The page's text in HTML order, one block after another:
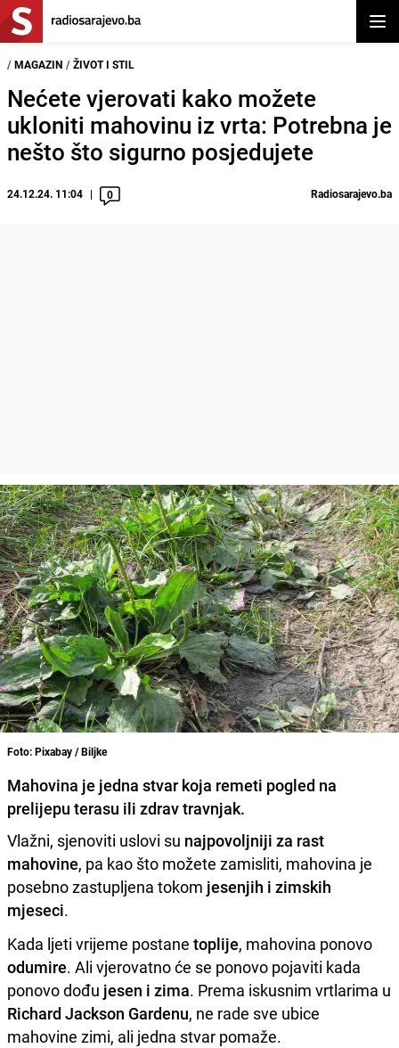
/ MAGAZIN / ŽIVOT I STIL
Nećete vjerovati kako možete
ukloniti mahovinu iz vrta: Potrebna je
nešto što sigurno posjedujete
24.12.24. 11:04 0 Radiosarajevo.ba
Foto: Pixabay / Biljke
Mahovina je jedna stvar koja remeti pogled na
prelijepu terasu ili zdrav travnjak.
Vlažni, sjenoviti uslovi su najpovoljniji za rast
mahovine, pa kao što možete zamisliti, mahovina je
posebno zastupljena tokom jesenjih i zimskih
mjeseci.
Kada ljeti vrijeme postane toplije, mahovina ponovo
odumire. Ali vjerovatno će se ponovo pojaviti kada
ponovo dođu jesen i zima. Prema iskusnim vrtlarima u
Richard Jackson Gardenu, ne rade sve ubice
mahovine zimi, ali jedna stvar pomaže.